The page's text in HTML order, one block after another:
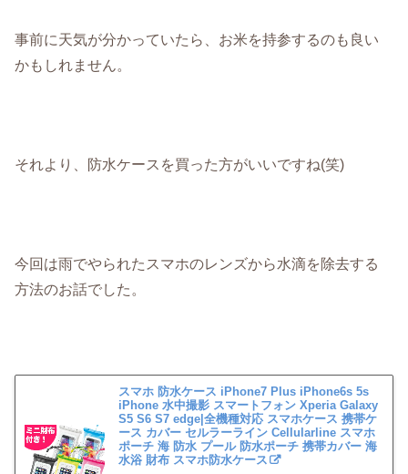
事前に天気が分かっていたら、お米を持参するのも良い
かもしれません。
それより、防水ケースを買った方がいいですね(笑)
今回は雨でやられたスマホのレンズから水滴を除去する
方法のお話でした。
スマホ 防水ケース iPhone7 Plus iPhone6s 5s
iPhone 水中撮影 スマートフォン Xperia Galaxy
S5 S6 S7 edge|全機種対応 スマホケース 携帯ケ
ース カバー セルラーライン Cellularline スマホ
ポーチ 海 防水 プール 防水ポーチ 携帯カバー 海
水浴 財布 スマホ防水ケース